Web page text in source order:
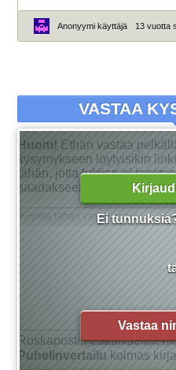
Anonyymi käyttäjä 13 vuotta
Ei
Vastaa
VASTAA
Huom! Ethän vastaa
kysymykseen löytyisikin
tähän, jotta lukijan ei
saadakseen tarkan
Roskapostin estämiseksi,
Puhelinvertailu kolmas